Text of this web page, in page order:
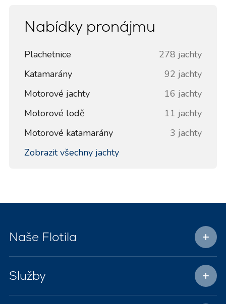
Nabídky pronájmu
Plachetnice
278 jachty
Katamarány
92 jachty
Motorové jachty
16 jachty
Motorové lodě
11 jachty
Motorové katamarány
3 jachty
Zobrazit všechny jachty
Naše Flotila
Služby